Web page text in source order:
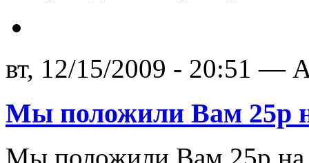
вт, 12/15/2009 - 20:51 —
Мы положили Вам 25р